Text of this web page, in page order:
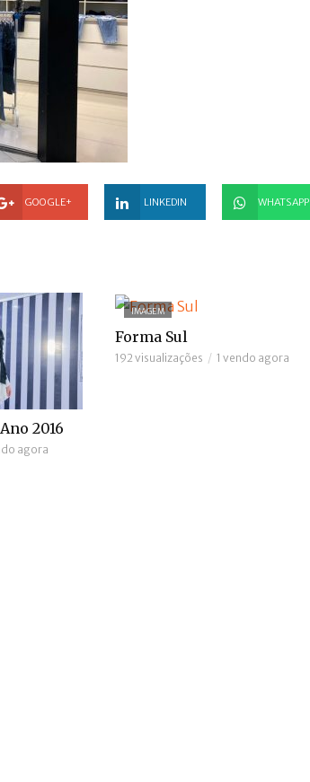
GOOGLE+ LINKEDIN WHATSAPP
2016
agora
IMAGEM
Forma Sul
192 visualizações 1 vendo agora